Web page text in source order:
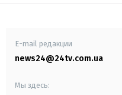
E-mail редакции
news24@24tv.com.ua
Мы здесь: